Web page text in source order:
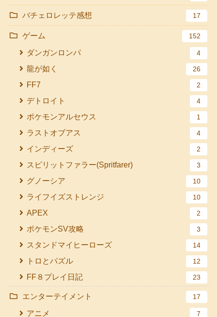
バチェロレッテ感想 17
ゲーム 152
ダンガンロンパ 4
龍が如く 26
FF7 2
デトロイト 4
ポケモンアルセウス 1
ラストオブアス 4
インディーズ 2
スピリットファラー(Spritfarer) 3
グノーシア 10
ライフイズストレンジ 10
APEX 2
ポケモンSV攻略 3
スタンドマイヒーローズ 14
トロとパズル 12
FF８プレイ日記 23
エンターテイメント 17
アニメ 7